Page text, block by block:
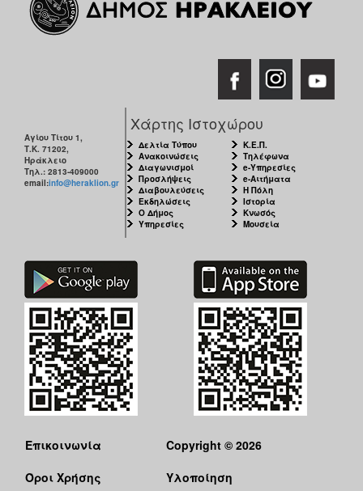
Αγίου Τίτου 1,
Τ.Κ. 71202,
Ηράκλειο
Τηλ.: 2813-409000
email:info@heraklion.gr
Χάρτης Ιστοχώρου
Δελτία Τύπου
Ανακοινώσεις
Διαγωνισμοί
Προσλήψεις
Διαβουλεύσεις
Εκδηλώσεις
Ο Δήμος
Υπηρεσίες
Κ.Ε.Π.
Τηλέφωνα
e-Υπηρεσίες
e-Αιτήματα
Η Πόλη
Ιστορία
Κνωσός
Μουσεία
Επικοινωνία
Όροι Χρήσης
Copyright © 2026
Υλοποίηση